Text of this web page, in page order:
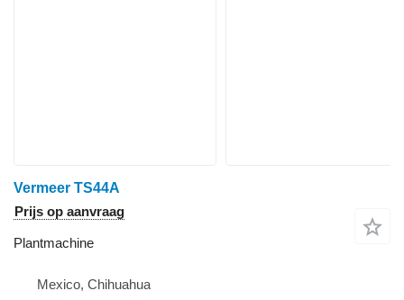
Vermeer TS44A
Prijs op aanvraag
Plantmachine
Mexico, Chihuahua